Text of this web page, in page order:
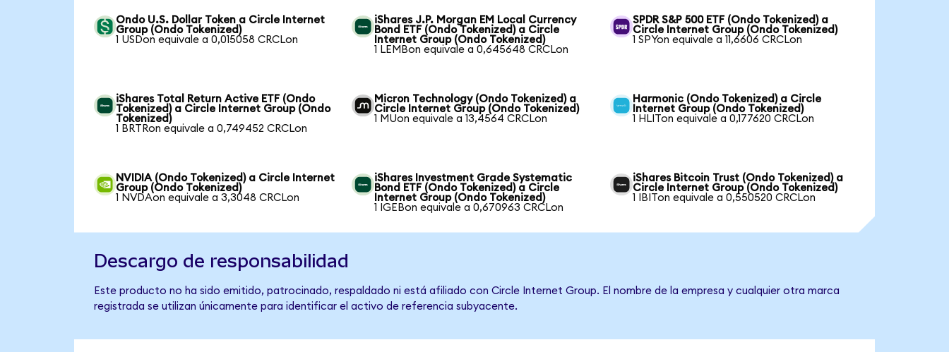
Ondo U.S. Dollar Token a Circle Internet
Group (Ondo Tokenized)
1 USDon equivale a 0,015058 CRCLon
iShares J.P. Morgan EM Local Currency
Bond ETF (Ondo Tokenized) a Circle
Internet Group (Ondo Tokenized)
1 LEMBon equivale a 0,645648 CRCLon
SPDR S&P 500 ETF (Ondo Tokenized) a
Circle Internet Group (Ondo Tokenized)
1 SPYon equivale a 11,6606 CRCLon
iShares Total Return Active ETF (Ondo
Tokenized) a Circle Internet Group (Ondo
Tokenized)
1 BRTRon equivale a 0,749452 CRCLon
Micron Technology (Ondo Tokenized) a
Circle Internet Group (Ondo Tokenized)
1 MUon equivale a 13,4564 CRCLon
Harmonic (Ondo Tokenized) a Circle
Internet Group (Ondo Tokenized)
1 HLITon equivale a 0,177620 CRCLon
NVIDIA (Ondo Tokenized) a Circle Internet
Group (Ondo Tokenized)
1 NVDAon equivale a 3,3048 CRCLon
iShares Investment Grade Systematic
Bond ETF (Ondo Tokenized) a Circle
Internet Group (Ondo Tokenized)
1 IGEBon equivale a 0,670963 CRCLon
iShares Bitcoin Trust (Ondo Tokenized) a
Circle Internet Group (Ondo Tokenized)
1 IBITon equivale a 0,550520 CRCLon
Descargo de responsabilidad
Este producto no ha sido emitido, patrocinado, respaldado ni está afiliado con Circle Internet Group. El nombre de la empresa y cualquier otra marca
registrada se utilizan únicamente para identificar el activo de referencia subyacente.